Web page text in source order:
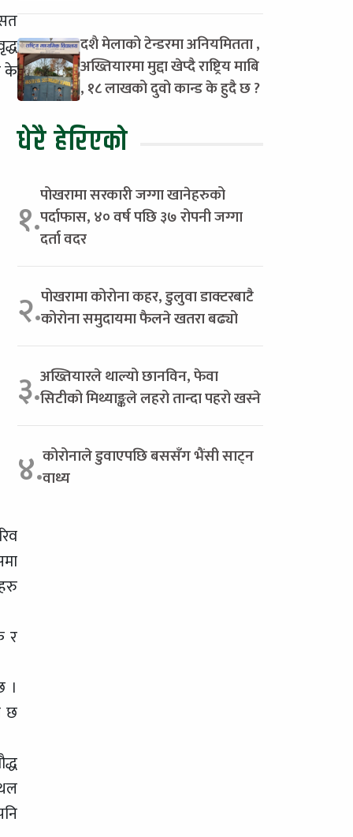
के
र
।
छ
दशै मेलाको टेन्डरमा अनियमितता ,
अख्तियारमा मुद्दा खेप्दै राष्ट्रिय माबि
, १८ लाखको दुवो कान्ड के हुदै छ ?
धेरै हेरिएको
१.पोखरामा सरकारी जग्गा खानेहरुको
पर्दाफास, ४० वर्ष पछि ३७ रोपनी जग्गा
दर्ता वदर
२.पोखरामा कोरोना कहर, डुलुवा डाक्टरबाटै
कोरोना समुदायमा फैलने खतरा बढ्यो
३.अख्तियारले थाल्यो छानविन, फेवा
सिटीको मिथ्याङ्कले लहरो तान्दा पहरो खस्ने
४.कोरोनाले डुवाएपछि बससँग भैंसी साट्न
वाध्य